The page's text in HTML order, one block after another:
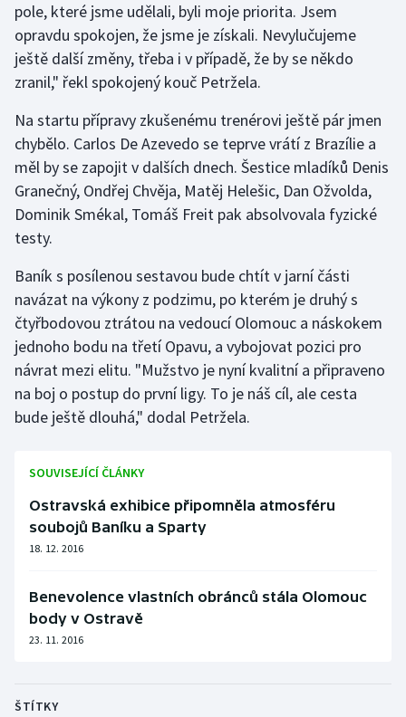
Moderní pětiboj
Motorsport
Parasport
Plavání
Plážový volejbal
Ragby
Rychlobruslení
Rychlostní kanoistika
Short track
Triatlon
Vodní slalom
Ostatní
pole, které jsme udělali, byli moje priorita. Jsem
opravdu spokojen, že jsme je získali. Nevylučujeme
ještě další změny, třeba i v případě, že by se někdo
zranil," řekl spokojený kouč Petržela.
Na startu přípravy zkušenému trenérovi ještě pár jmen
chybělo. Carlos De Azevedo se teprve vrátí z Brazílie a
měl by se zapojit v dalších dnech. Šestice mladíků Denis
Granečný, Ondřej Chvěja, Matěj Helešic, Dan Ožvolda,
Dominik Smékal, Tomáš Freit pak absolvovala fyzické
testy.
Baník s posílenou sestavou bude chtít v jarní části
navázat na výkony z podzimu, po kterém je druhý s
čtyřbodovou ztrátou na vedoucí Olomouc a náskokem
jednoho bodu na třetí Opavu, a vybojovat pozici pro
návrat mezi elitu. "Mužstvo je nyní kvalitní a připraveno
na boj o postup do první ligy. To je náš cíl, ale cesta
bude ještě dlouhá," dodal Petržela.
SOUVISEJÍCÍ ČLÁNKY
Ostravská exhibice připomněla atmosféru
soubojů Baníku a Sparty
18. 12. 2016
Benevolence vlastních obránců stála Olomouc
body v Ostravě
23. 11. 2016
ŠTÍTKY